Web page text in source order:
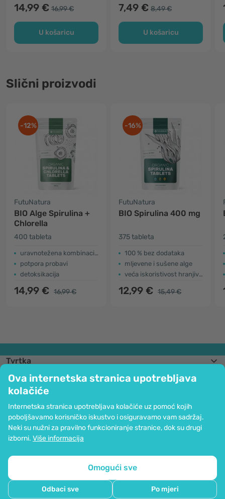
Ova internetska stranica upotrebljava
kolačiće
Internetska stranica upotrebljava kolačiće uz pomoć kojih
poboljšavamo korisničko iskustvo i osiguravamo vam sadržaj.
Neki su nužni za pravilno funkcioniranje stranice, dok su drugi
izborni. Više informacija
Omogući sve
Odbaci sve Po mjeri
14,99 € 16,99 €
U košaricu
7,49 € 8,49 €
U košaricu
Slični proizvodi
-12%
FutuNatura
BIO Alge Spirulina +
Chlorella
400 tableta
uravnotežena kombinacija
potpora probavi
detoksikacija
14,99 € 16,99 €
-16%
FutuNatura
BIO Spirulina 400 mg
375 tableta
100 % bez dodataka
mljevene i sušene alge
veća iskoristivost hranjivih tvari (broken cell)
12,99 € 15,49 €
Tvrtka
Informacije
Pridružite nam se
Pomoć i narudžbe
Mogućnost kartičnog plaćanja. Osigurana zaštita osobnih podataka preko
SSL kodiranja.
Mapa stranice